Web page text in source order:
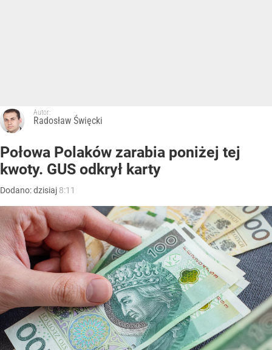
Autor:
Radosław Święcki
Połowa Polaków zarabia poniżej tej
kwoty. GUS odkrył karty
Dodano:dzisiaj 8:11